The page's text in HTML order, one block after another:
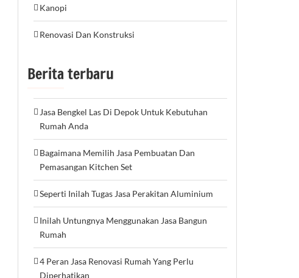
Kanopi
Renovasi Dan Konstruksi
Berita terbaru
Jasa Bengkel Las Di Depok Untuk Kebutuhan
Rumah Anda
Bagaimana Memilih Jasa Pembuatan Dan
Pemasangan Kitchen Set
Seperti Inilah Tugas Jasa Perakitan Aluminium
Inilah Untungnya Menggunakan Jasa Bangun
Rumah
4 Peran Jasa Renovasi Rumah Yang Perlu
Diperhatikan